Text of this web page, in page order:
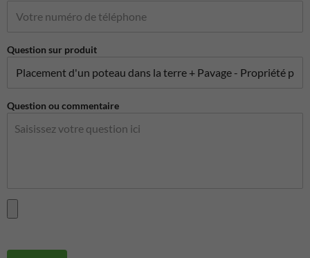
Question sur produit
Question ou commentaire